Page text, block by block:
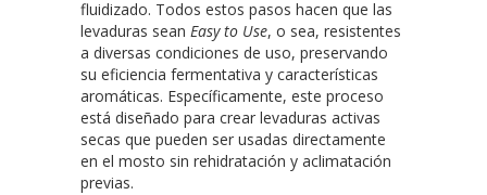
fluidizado. Todos estos pasos hacen que las
levaduras sean Easy to Use, o sea, resistentes
a diversas condiciones de uso, preservando
su eficiencia fermentativa y características
aromáticas. Específicamente, este proceso
está diseñado para crear levaduras activas
secas que pueden ser usadas directamente
en el mosto sin rehidratación y aclimatación
previas.